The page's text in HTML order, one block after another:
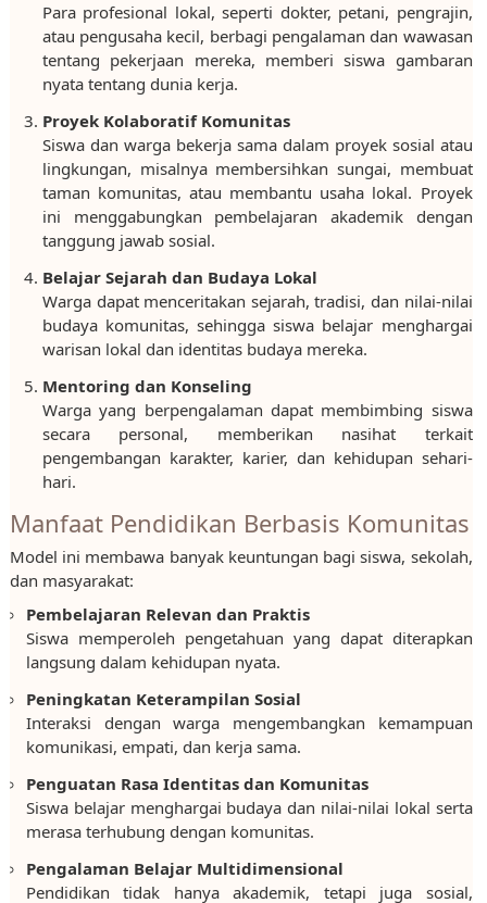
Para profesional lokal, seperti dokter, petani, pengrajin,
atau pengusaha kecil, berbagi pengalaman dan wawasan
tentang pekerjaan mereka, memberi siswa gambaran
nyata tentang dunia kerja.
Proyek Kolaboratif Komunitas
Siswa dan warga bekerja sama dalam proyek sosial atau
lingkungan, misalnya membersihkan sungai, membuat
taman komunitas, atau membantu usaha lokal. Proyek
ini menggabungkan pembelajaran akademik dengan
tanggung jawab sosial.
Belajar Sejarah dan Budaya Lokal
Warga dapat menceritakan sejarah, tradisi, dan nilai-nilai
budaya komunitas, sehingga siswa belajar menghargai
warisan lokal dan identitas budaya mereka.
Mentoring dan Konseling
Warga yang berpengalaman dapat membimbing siswa
secara personal, memberikan nasihat terkait
pengembangan karakter, karier, dan kehidupan sehari-
hari.
Manfaat Pendidikan Berbasis Komunitas
Model ini membawa banyak keuntungan bagi siswa, sekolah,
dan masyarakat:
Pembelajaran Relevan dan Praktis
Siswa memperoleh pengetahuan yang dapat diterapkan
langsung dalam kehidupan nyata.
Peningkatan Keterampilan Sosial
Interaksi dengan warga mengembangkan kemampuan
komunikasi, empati, dan kerja sama.
Penguatan Rasa Identitas dan Komunitas
Siswa belajar menghargai budaya dan nilai-nilai lokal serta
merasa terhubung dengan komunitas.
Pengalaman Belajar Multidimensional
Pendidikan tidak hanya akademik, tetapi juga sosial,